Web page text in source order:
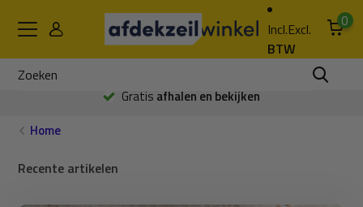
Incl.Excl.
BTW
0
Gratis afhalen en bekijken
Home
Recente artikelen